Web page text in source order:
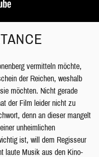
vermitteln möchte,
der Reichen, weshalb
möchten. Nicht gerade
der Film leider nicht zu
denn an dieser mangelt
unheimlichen
ist, will dem Regisseur
laute Musik aus den Kino-